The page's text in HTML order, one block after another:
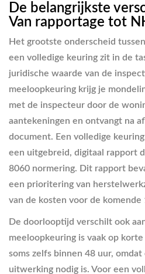
De belangrijkste
Van rapportage tot
Het grootste onderscheid
een volledige keuring zit in de
juridische waarde van de
meeloopkeuring krijg je
met de inspecteur door de
aantekeningen en ontvangt na
document. Een volledige
een uitgebreid, digitaal rapport
8060 normering. Dit rapport
een prioritering van
van de kosten voor de komende
De doorlooptijd verschilt ook
meeloopkeuring is vaak op
soms zelfs binnen 48 uur,
uitwerking nodig is. Voor een